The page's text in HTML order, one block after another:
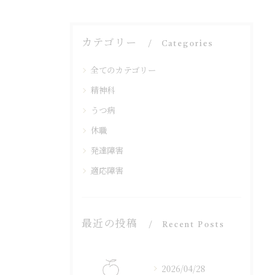
カテゴリー Categories
全てのカテゴリー
精神科
うつ病
休職
発達障害
適応障害
最近の投稿 Recent Posts
2026/04/28